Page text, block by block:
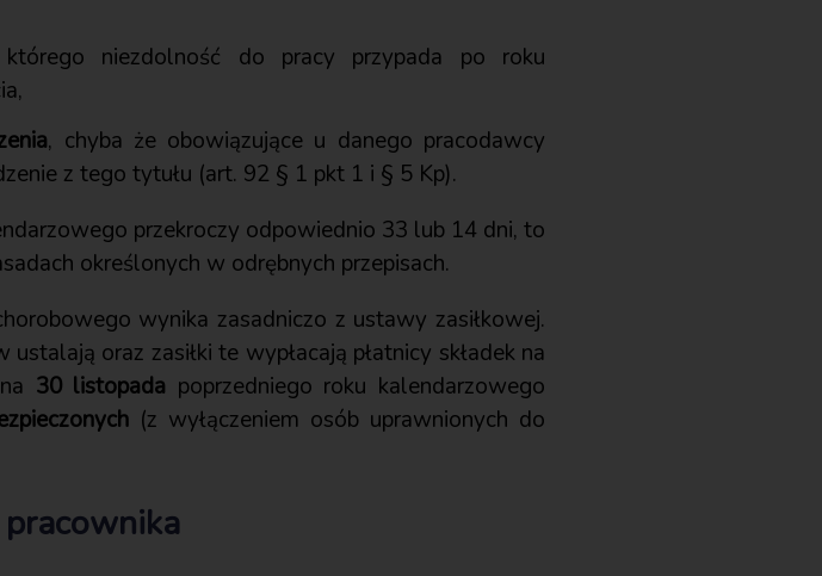
niezdolność do pracy przypada po roku
, chyba że obowiązujące u danego pracodawcy
z tego tytułu (art. 92 § 1 pkt 1 i § 5 Kp).
przekroczy odpowiednio 33 lub 14 dni, to
określonych w odrębnych przepisach.
wynika zasadniczo z ustawy zasiłkowej.
oraz zasiłki te wypłacają płatnicy składek na
30 listopada poprzedniego roku kalendarzowego
(z wyłączeniem osób uprawnionych do